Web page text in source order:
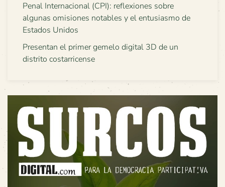
Penal Internacional (CPI): reflexiones sobre
algunas omisiones notables y el entusiasmo de
Estados Unidos
Presentan el primer gemelo digital 3D de un
distrito costarricense